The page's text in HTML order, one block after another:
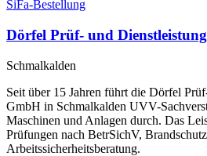
SiFa-Bestellung
Dörfel Prüf- und
Schmalkalden
Seit über 15 Jahren führt die Dörfel
GmbH in Schmalkalden UVV-
Maschinen und Anlagen durch. Das
Prüfungen nach BetrSichV,
Arbeitssicherheitsberatung.